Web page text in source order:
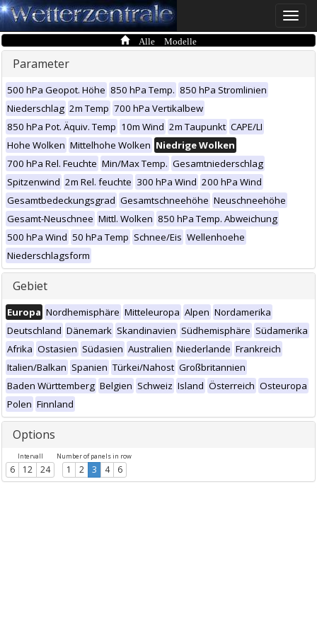
Toggle
Alle Modelle
Parameter
500 hPa Geopot. Höhe 850 hPa Temp. 850 hPa Stromlinien
Niederschlag 2m Temp 700 hPa Vertikalbew
850 hPa Pot. Äquiv. Temp 10m Wind 2m Taupunkt CAPE/LI
Hohe Wolken Mittelhohe Wolken Niedrige Wolken
700 hPa Rel. Feuchte Min/Max Temp. Gesamtniederschlag
Spitzenwind 2m Rel. feuchte 300 hPa Wind 200 hPa Wind
Gesamtbedeckungsgrad Gesamtschneehöhe Neuschneehöhe
Gesamt-Neuschnee Mittl. Wolken 850 hPa Temp. Abweichung
500 hPa Wind 50 hPa Temp Schnee/Eis Wellenhoehe
Niederschlagsform
Gebiet
Europa Nordhemisphäre Mitteleuropa Alpen Nordamerika
Deutschland Dänemark Skandinavien Südhemisphäre Südamerika
Afrika Ostasien Südasien Australien Niederlande Frankreich
Italien/Balkan Spanien Türkei/Nahost Großbritannien
Baden Württemberg Belgien Schweiz Island Österreich Osteuropa
Polen Finnland
Options
Intervall
6 12 24
Number of panels in row
1 2 3 4 6